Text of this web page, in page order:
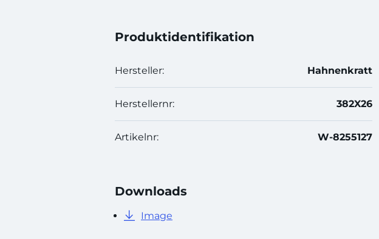
Produktidentifikation
Hersteller: Hahnenkratt
Herstellernr: 382X26
Artikelnr: W-8255127
Downloads
Image